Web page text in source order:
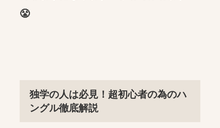
😤
独学の人は必見！超初心者の為のハ
ングル徹底解説